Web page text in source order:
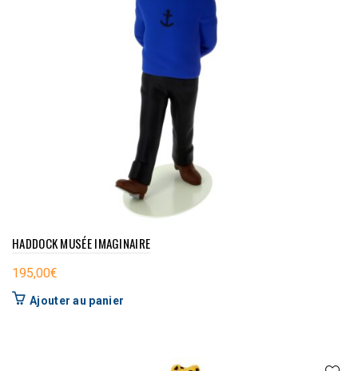
HADDOCK MUSÉE IMAGINAIRE
195,00€
Ajouter au panier